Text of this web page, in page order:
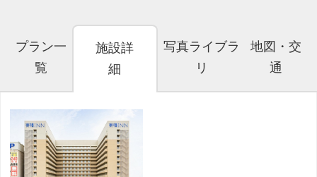
プラン一
覧
施設詳
細
写真ライブラ
リ
地図・交
通